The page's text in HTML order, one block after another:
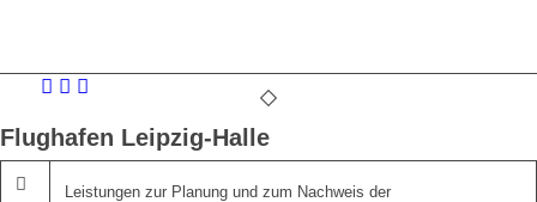
Flughafen Leipzig-Halle
Leistungen zur Planung und zum Nachweis der